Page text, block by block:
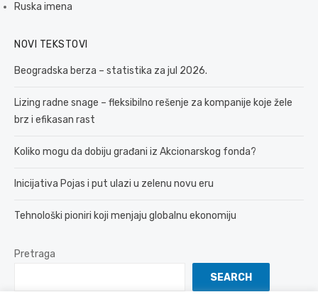
Ruska imena
NOVI TEKSTOVI
Beogradska berza – statistika za jul 2026.
Lizing radne snage – fleksibilno rešenje za kompanije koje žele
brz i efikasan rast
Koliko mogu da dobiju građani iz Akcionarskog fonda?
Inicijativa Pojas i put ulazi u zelenu novu eru
Tehnološki pioniri koji menjaju globalnu ekonomiju
Pretraga
SEARCH